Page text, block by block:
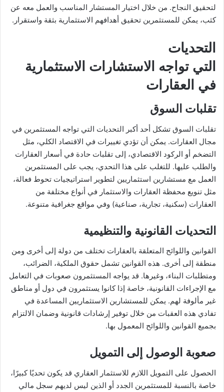
لتحقيق النجاح. من خلال اختيار المستشار المناسب والعمل معه عن
كثب، يمكن للمستثمرين تحقيق أهدافهم الاستثمارية بثقة واستقرار.
التحديات
التي تواجه الاستشارات الاستثمارية
في العقارات
تقلبات السوق
تقلبات السوق تشكل أحد أكبر التحديات التي تواجه المستثمرين في
مجال العقارات. يمكن أن تؤدي تغييرات في الاقتصاد الكلي، مثل
التضخم أو الركود الاقتصادي، إلى تقلبات حادة في أسعار العقارات
والطلب عليها. للتغلب على هذا التحدي، يجب على المستثمرين
العمل مع مستشارين استثماريين لتطوير استراتيجيات تحوط فعالة،
مثل تنويع محفظة العقارات والاستثمار في أنواع مختلفة من
العقارات (سكنية، تجارية، صناعية) وفي مواقع جغرافية متنوعة.
التحديات القانونية والتنظيمية
القوانين واللوائح المتعلقة بالعقارات تختلف من دولة إلى أخرى ومن
منطقة إلى أخرى. هذه القوانين تشمل حقوق الملكية، الضرائب،
ومتطلبات البناء، وغيرها. قد يواجه المستثمرون صعوبات في التعامل
مع الإجراءات القانونية، خاصة إذا كانوا يستثمرون في دول أو مناطق
غير مألوفة لهم. يمكن للمستشارين الاستثماريين المساعدة في
تفادي هذه العقبات من خلال توفير إرشادات قانونية وضمان الالتزام
بجميع القوانين واللوائح المعمول بها.
صعوبة الوصول إلى التمويل
الحصول على التمويل اللازم للاستثمار العقاري قد يكون تحديًا كبيرًا،
خاصة بالنسبة للمستثمرين الجدد أو الذين ليس لديهم سجل مالي